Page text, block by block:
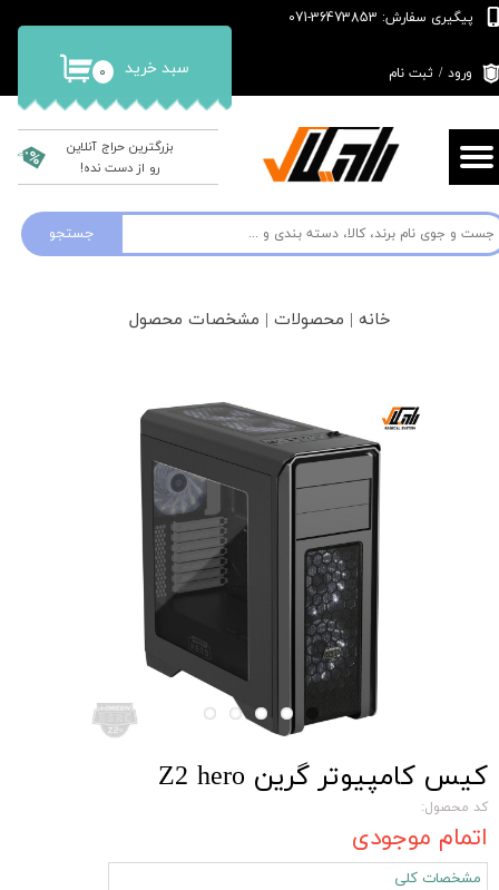
جستجو
پیگیری سفارش: 36473853-071
۰ سبد خرید ورود / ثبت نام
تغییر گذر واژه
سفارشات
بزرگترین حراج آنلاین
رو از دست نده!
خانه | محصولات | مشخصات محصول
کیس کامپیوتر گرین Z2 hero
کد محصول:
اتمام موجودی
مشخصات کلی